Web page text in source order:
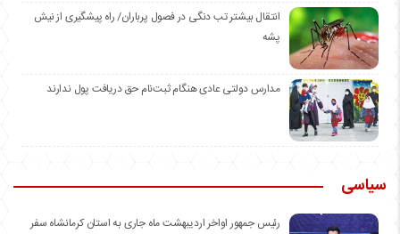
انتقال بیشتر تب دنگی در فصول پرباران/ راه پیشگیری از نیش
پشه
مدارس دولتی عادی هنگام ثبت‌نام حق دریافت پول ندارند
سیاسی
رئیس جمهور اواخر اردیبهشت ماه جاری به استان کرمانشاه سفر